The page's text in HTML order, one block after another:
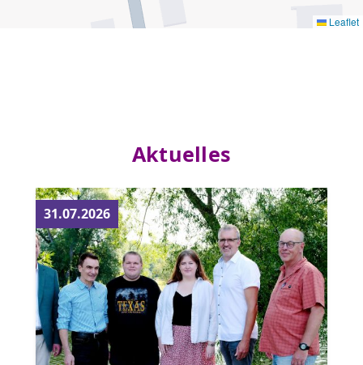
Leaflet
Aktuelles
31.07.2026